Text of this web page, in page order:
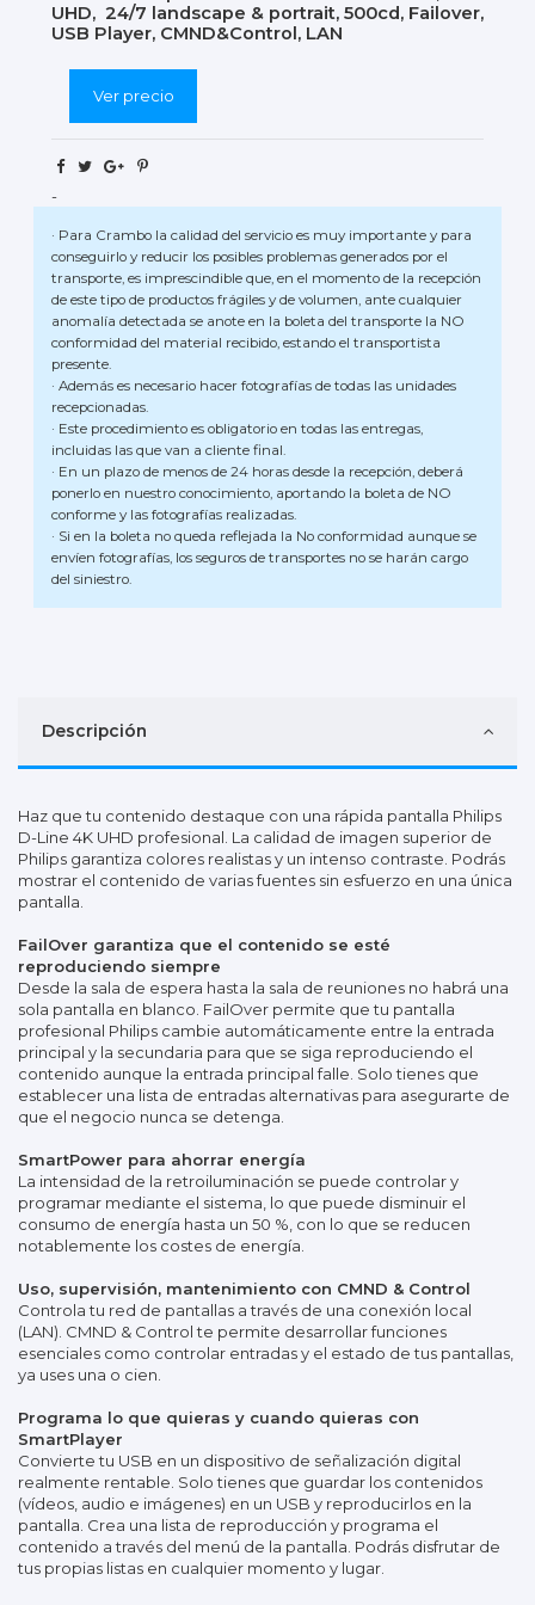
UHD, 24/7 landscape & portrait, 500cd, Failover,
USB Player, CMND&Control, LAN
Ver precio
-
· Para Crambo la calidad del servicio es muy importante y para
conseguirlo y reducir los posibles problemas generados por el
transporte, es imprescindible que, en el momento de la recepción
de este tipo de productos frágiles y de volumen, ante cualquier
anomalía detectada se anote en la boleta del transporte la NO
conformidad del material recibido, estando el transportista
presente.
· Además es necesario hacer fotografías de todas las unidades
recepcionadas.
· Este procedimiento es obligatorio en todas las entregas,
incluidas las que van a cliente final.
· En un plazo de menos de 24 horas desde la recepción, deberá
ponerlo en nuestro conocimiento, aportando la boleta de NO
conforme y las fotografías realizadas.
· Si en la boleta no queda reflejada la No conformidad aunque se
envíen fotografías, los seguros de transportes no se harán cargo
del siniestro.
Descripción
Haz que tu contenido destaque con una rápida pantalla Philips
D-Line 4K UHD profesional. La calidad de imagen superior de
Philips garantiza colores realistas y un intenso contraste. Podrás
mostrar el contenido de varias fuentes sin esfuerzo en una única
pantalla.
FailOver garantiza que el contenido se esté
reproduciendo siempre
Desde la sala de espera hasta la sala de reuniones no habrá una
sola pantalla en blanco. FailOver permite que tu pantalla
profesional Philips cambie automáticamente entre la entrada
principal y la secundaria para que se siga reproduciendo el
contenido aunque la entrada principal falle. Solo tienes que
establecer una lista de entradas alternativas para asegurarte de
que el negocio nunca se detenga.
SmartPower para ahorrar energía
La intensidad de la retroiluminación se puede controlar y
programar mediante el sistema, lo que puede disminuir el
consumo de energía hasta un 50 %, con lo que se reducen
notablemente los costes de energía.
Uso, supervisión, mantenimiento con CMND & Control
Controla tu red de pantallas a través de una conexión local
(LAN). CMND & Control te permite desarrollar funciones
esenciales como controlar entradas y el estado de tus pantallas,
ya uses una o cien.
Programa lo que quieras y cuando quieras con
SmartPlayer
Convierte tu USB en un dispositivo de señalización digital
realmente rentable. Solo tienes que guardar los contenidos
(vídeos, audio e imágenes) en un USB y reproducirlos en la
pantalla. Crea una lista de reproducción y programa el
contenido a través del menú de la pantalla. Podrás disfrutar de
tus propias listas en cualquier momento y lugar.